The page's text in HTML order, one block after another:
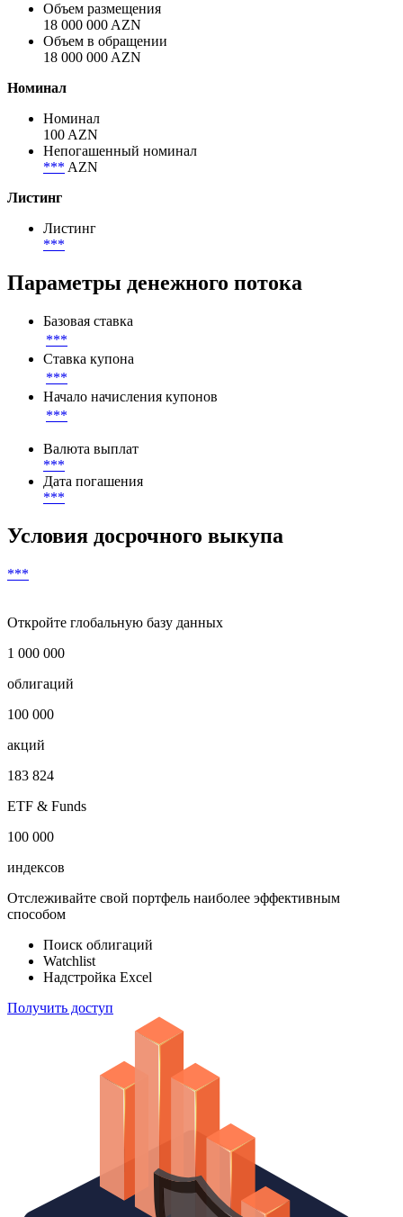
Объем размещения
18 000 000 AZN
Объем в обращении
18 000 000 AZN
Номинал
Номинал
100 AZN
Непогашенный номинал
*** AZN
Листинг
Листинг
***
Параметры денежного потока
Базовая ставка
***
Ставка купона
***
Начало начисления купонов
***
Валюта выплат
***
Дата погашения
***
Условия досрочного выкупа
***
Откройте глобальную базу данных
1 000 000
облигаций
100 000
акций
183 824
ETF & Funds
100 000
индексов
Отслеживайте свой портфель наиболее эффективным
способом
Поиск облигаций
Watchlist
Надстройка Excel
Получить доступ